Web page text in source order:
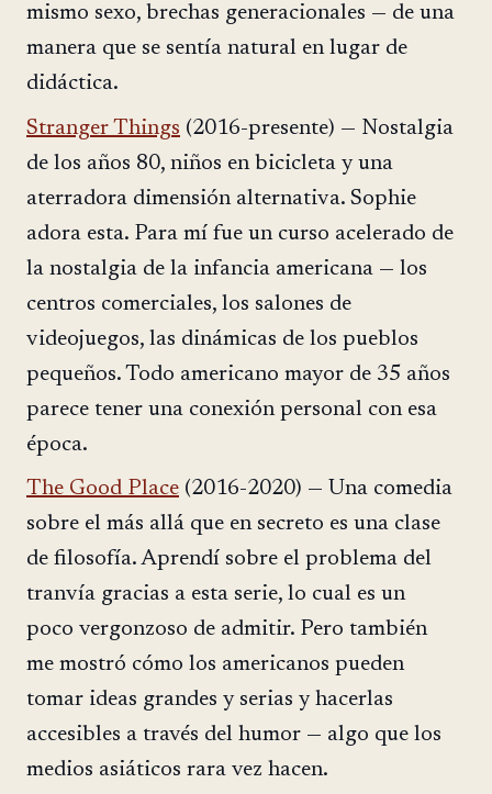
mismo sexo, brechas generacionales — de una
manera que se sentía natural en lugar de
didáctica.
Stranger Things (2016-presente) — Nostalgia
de los años 80, niños en bicicleta y una
aterradora dimensión alternativa. Sophie
adora esta. Para mí fue un curso acelerado de
la nostalgia de la infancia americana — los
centros comerciales, los salones de
videojuegos, las dinámicas de los pueblos
pequeños. Todo americano mayor de 35 años
parece tener una conexión personal con esa
época.
The Good Place (2016-2020) — Una comedia
sobre el más allá que en secreto es una clase
de filosofía. Aprendí sobre el problema del
tranvía gracias a esta serie, lo cual es un
poco vergonzoso de admitir. Pero también
me mostró cómo los americanos pueden
tomar ideas grandes y serias y hacerlas
accesibles a través del humor — algo que los
medios asiáticos rara vez hacen.